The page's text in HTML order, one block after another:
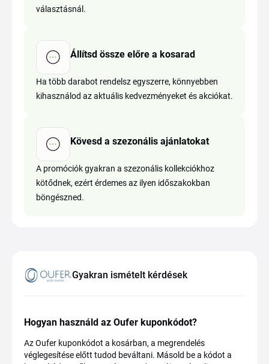
választásnál.
Állítsd össze előre a kosarad
Ha több darabot rendelsz egyszerre, könnyebben
kihasználod az aktuális kedvezményeket és akciókat.
Kövesd a szezonális ajánlatokat
A promóciók gyakran a szezonális kollekciókhoz
kötődnek, ezért érdemes az ilyen időszakokban
böngészned.
Gyakran ismételt kérdések
Hogyan használd az Oufer kuponkódot?
Az Oufer kuponkódot a kosárban, a megrendelés
véglegesítése előtt tudod beváltani. Másold be a kódot a